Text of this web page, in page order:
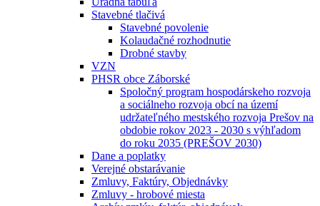
Stavebné tlačivá
Stavebné povolenie
Kolaudačné rozhodnutie
Drobné stavby
VZN
PHSR obce Záborské
Spoločný program hospodárskeho rozvoja
a sociálneho rozvoja obcí na území
udržateľného mestského rozvoja Prešov na
obdobie rokov 2023 - 2030 s výhľadom
do roku 2035 (PREŠOV 2030)
Dane a poplatky
Verejné obstarávanie
Zmluvy, Faktúry, Objednávky
Zmluvy - hrobové miesta